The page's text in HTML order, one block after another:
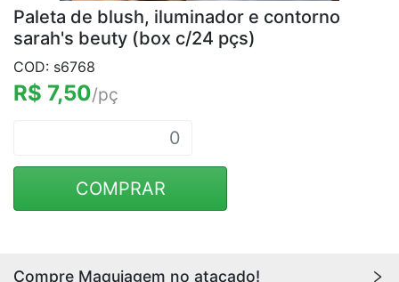
Paleta de blush, iluminador e contorno
sarah's beuty (box c/24 pçs)
COD: s6768
R$ 7,50/pç
COMPRAR
Compre Maquiagem no atacado!